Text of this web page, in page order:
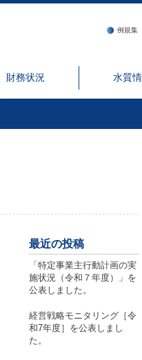
例規集
財務状況 水質
最近の投稿
「特定事業主行動計画の実
施状況（令和７年度）」を
公表しました。
経営戦略モニタリング［令
和7年度］を公表しまし
た。